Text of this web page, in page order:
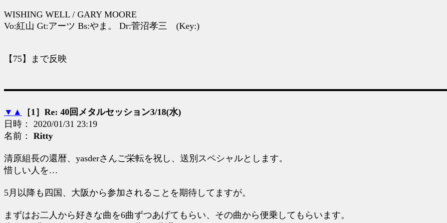
WISHING WELL / GARY MOORE
Vo:紅山 Gt:アーツ Bs:やま。 Dr:菅沼孝三 (Key:)
【75】まで反映
▼ ▲
［1］Re: 40回メタルセッション3/18(水)
日時： 2020/01/31 23:19
名前： Ritty
清原組長の還暦、yasderさんご栄転を祝し、送別スペシャルとします。
惜しい人を…
5月以降も四国、大阪から参加されることを期待してますが。
まずはお二人から好きな曲を6曲ずつあげてもらい、その曲から便乗してもらいます。